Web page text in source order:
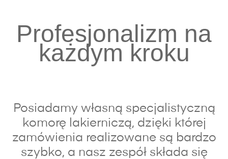
Profesjonalizm na
każdym kroku
Posiadamy własną specjalistyczną
komorę lakierniczą, dzięki której
zamówienia realizowane są bardzo
szybko, a nasz zespół składa się